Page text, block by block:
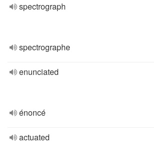
spectrograph
spectrographe
enunciated
énoncé
actuated